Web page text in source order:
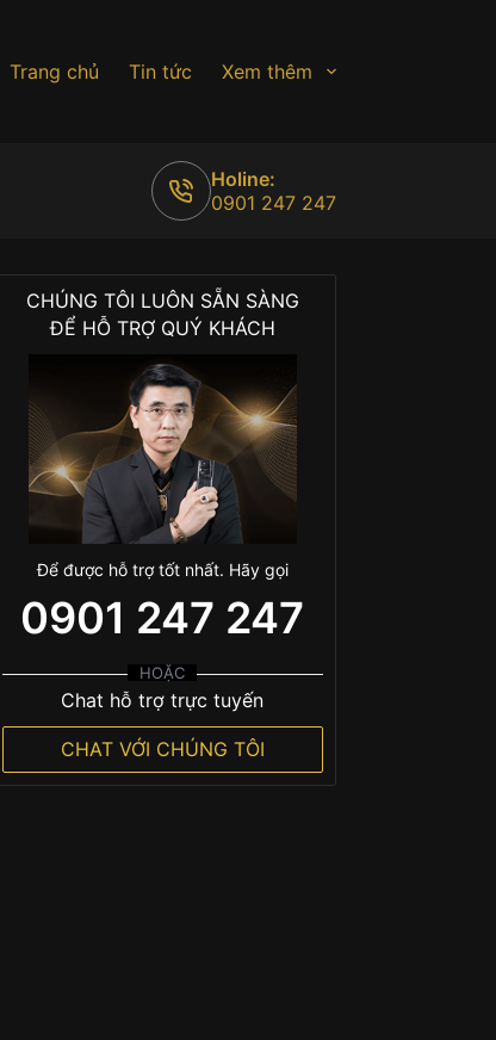
Trang chủ Tin tức Xem thêm
Holine:
0901 247 247
CHÚNG TÔI LUÔN SẴN SÀNG
ĐỂ HỖ TRỢ QUÝ KHÁCH
Để được hỗ trợ tốt nhất. Hãy gọi
0901 247 247
HOẶC
Chat hỗ trợ trực tuyến
CHAT VỚI CHÚNG TÔI